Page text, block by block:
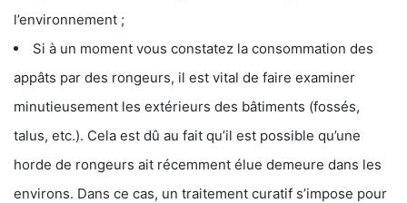
l’environnement ;
Si à un moment vous constatez la consommation des
appâts par des rongeurs, il est vital de faire examiner
minutieusement les extérieurs des bâtiments (fossés,
talus, etc.). Cela est dû au fait qu’il est possible qu’une
horde de rongeurs ait récemment élue demeure dans les
environs. Dans ce cas, un traitement curatif s’impose pour